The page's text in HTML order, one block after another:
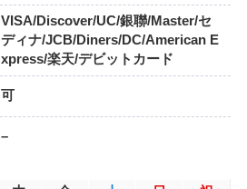
VISA/Discover/UC/銀聯/Master/セ
ディナ/JCB/Diners/DC/American E
xpress/楽天/デビットカード
可
–